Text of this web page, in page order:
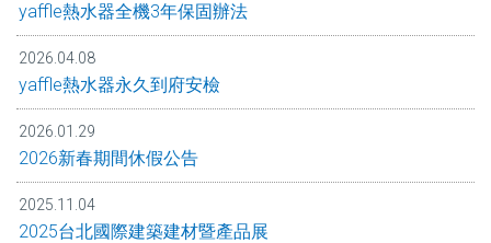
yaffle熱水器全機3年保固辦法
2026.04.08
yaffle熱水器永久到府安檢
2026.01.29
2026新春期間休假公告
2025.11.04
2025台北國際建築建材暨產品展